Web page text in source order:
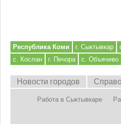
Республика Коми г. Сыктывкар
с. Кослан
г. Печора с. Объячево
Новости городов
Работа в Сыктывкаре